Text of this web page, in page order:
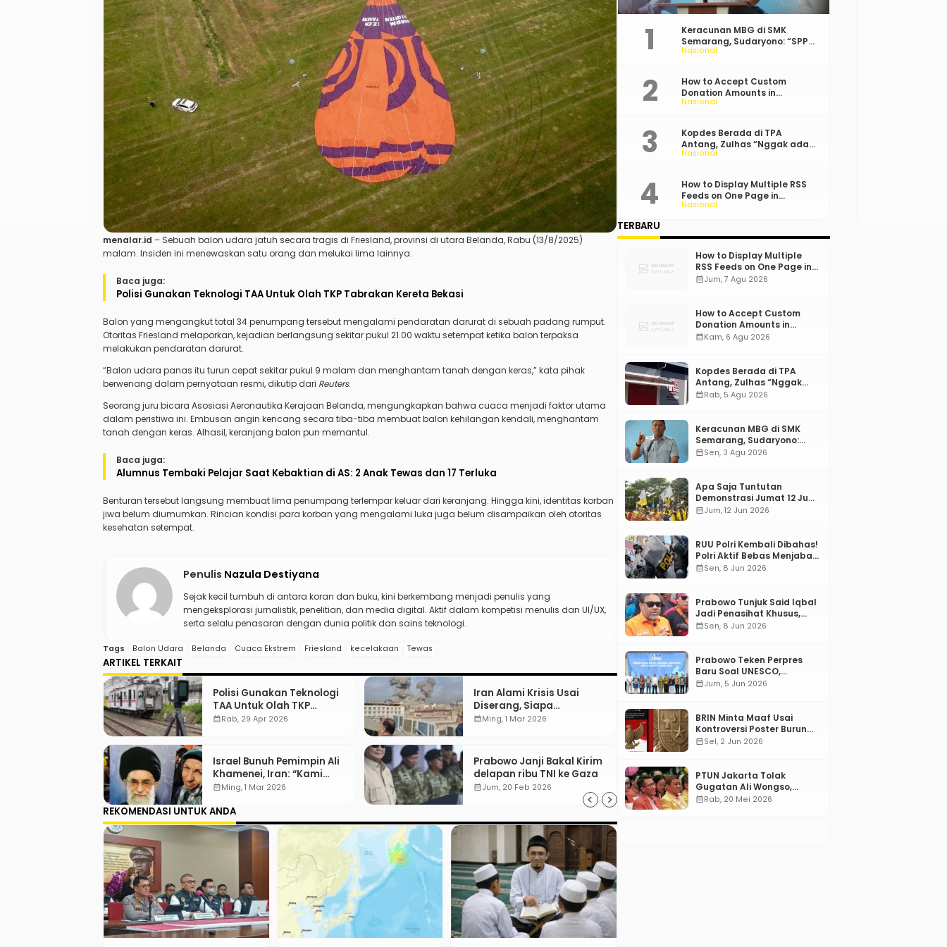
menalar.id – Sebuah balon udara jatuh secara tragis di Friesland, provinsi di utara Belanda, Rabu (13/8/2025)
malam. Insiden ini menewaskan satu orang dan melukai lima lainnya.
Baca juga:
Polisi Gunakan Teknologi TAA Untuk Olah TKP Tabrakan Kereta Bekasi
Balon yang mengangkut total 34 penumpang tersebut mengalami pendaratan darurat di sebuah padang rumput.
Otoritas Friesland melaporkan, kejadian berlangsung sekitar pukul 21.00 waktu setempat ketika balon terpaksa
melakukan pendaratan darurat.
“Balon udara panas itu turun cepat sekitar pukul 9 malam dan menghantam tanah dengan keras,” kata pihak
berwenang dalam pernyataan resmi, dikutip dari Reuters.
Seorang juru bicara Asosiasi Aeronautika Kerajaan Belanda, mengungkapkan bahwa cuaca menjadi faktor utama
dalam peristiwa ini. Embusan angin kencang secara tiba-tiba membuat balon kehilangan kendali, menghantam
tanah dengan keras. Alhasil, keranjang balon pun memantul.
Baca juga:
Alumnus Tembaki Pelajar Saat Kebaktian di AS: 2 Anak Tewas dan 17 Terluka
Benturan tersebut langsung membuat lima penumpang terlempar keluar dari keranjang. Hingga kini, identitas korban
jiwa belum diumumkan. Rincian kondisi para korban yang mengalami luka juga belum disampaikan oleh otoritas
kesehatan setempat.
Penulis Nazula Destiyana
Sejak kecil tumbuh di antara koran dan buku, kini berkembang menjadi penulis yang
mengeksplorasi jurnalistik, penelitian, dan media digital. Aktif dalam kompetisi menulis dan UI/UX,
serta selalu penasaran dengan dunia politik dan sains teknologi.
Tags Balon Udara Belanda Cuaca Ekstrem Friesland kecelakaan Tewas
ARTIKEL TERKAIT
Polisi Gunakan Teknologi
TAA Untuk Olah TKP
Tabrakan Kereta Bekasi
calendar_monthRab, 29 Apr 2026
Iran Alami Krisis Usai
Diserang, Siapa
Pengganti Ali Khamenei?
calendar_monthMing, 1 Mar 2026
Israel Bunuh Pemimpin Ali
Khamenei, Iran: “Kami
Akan Balas!”
calendar_monthMing, 1 Mar 2026
Prabowo Janji Bakal Kirim
delapan ribu TNI ke Gaza
calendar_monthJum, 20 Feb 2026
REKOMENDASI UNTUK ANDA
Nasional
Keracunan MBG di SMK
Semarang, Sudaryono: “SPPG
Harus Bertanggung Jawab!”
Nasional
How to Accept Custom
Donation Amounts in
WordPress with Stripe
Nasional
Kopdes Berada di TPA
Antang, Zulhas “Nggak ada
Lahan!”
Nasional
How to Display Multiple RSS
Feeds on One Page in
WordPress
TERBARU
How to Display Multiple
RSS Feeds on One Page in
WordPress
calendar_monthJum, 7 Agu 2026
How to Accept Custom
Donation Amounts in
WordPress with Stripe
calendar_monthKam, 6 Agu 2026
Kopdes Berada di TPA
Antang, Zulhas “Nggak
ada Lahan!”
calendar_monthRab, 5 Agu 2026
Keracunan MBG di SMK
Semarang, Sudaryono:
“SPPG Harus Bertanggung
calendar_monthSen, 3 Agu 2026
Apa Saja Tuntutan
Demonstrasi Jumat 12 Juni
2026?
calendar_monthJum, 12 Jun 2026
RUU Polri Kembali Dibahas!
Polri Aktif Bebas Menjabat
Di Manapun
calendar_monthSen, 8 Jun 2026
Prabowo Tunjuk Said Iqbal
Jadi Penasihat Khusus,
Mengapa?
calendar_monthSen, 8 Jun 2026
Prabowo Teken Perpres
Baru Soal UNESCO,
Tentang Apa?
calendar_monthJum, 5 Jun 2026
BRIN Minta Maaf Usai
Kontroversi Poster Burung
Garuda
calendar_monthSel, 2 Jun 2026
PTUN Jakarta Tolak
Gugatan Ali Wongso,
Misbakhun: Ini hadiah
calendar_monthRab, 20 Mei 2026